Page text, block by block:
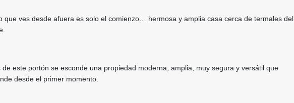
que ves desde afuera es solo el comienzo… hermosa y amplia casa cerca de termales del
de este portón se esconde una propiedad moderna, amplia, muy segura y versátil que
desde el primer momento.